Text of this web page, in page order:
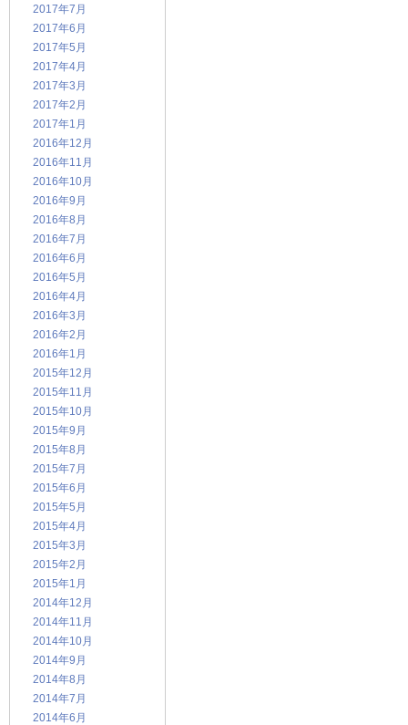
2017年7月
2017年6月
2017年5月
2017年4月
2017年3月
2017年2月
2017年1月
2016年12月
2016年11月
2016年10月
2016年9月
2016年8月
2016年7月
2016年6月
2016年5月
2016年4月
2016年3月
2016年2月
2016年1月
2015年12月
2015年11月
2015年10月
2015年9月
2015年8月
2015年7月
2015年6月
2015年5月
2015年4月
2015年3月
2015年2月
2015年1月
2014年12月
2014年11月
2014年10月
2014年9月
2014年8月
2014年7月
2014年6月